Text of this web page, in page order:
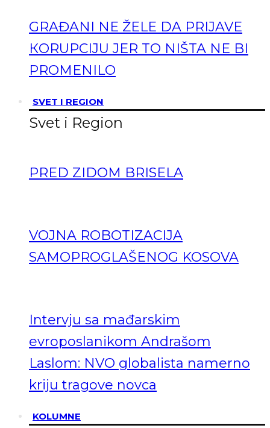
GRAĐANI NE ŽELE DA PRIJAVE
КORUPCIJU JER TO NIŠTA NE BI
PROMENILO
SVET I REGION
Svet i Region
PRED ZIDOM BRISELA
VOJNA ROBOTIZACIJA
SAMOPROGLAŠENOG KOSOVA
Intervju sa mađarskim
evroposlanikom Andrašom
Laslom: NVO globalista namerno
kriju tragove novca
KOLUMNE